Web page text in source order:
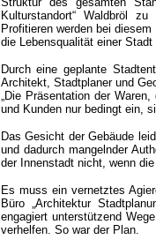
Kulturstandort“ Waldbröl
Profitieren werden bei
die Lebensqualität einer
Durch eine geplante
Architekt, Stadtplaner und
„Die Präsentation der
und Kunden nur bedingt ein,
Das Gesicht der Gebäude
und dadurch mangelnder
der Innenstadt nicht, wenn
Es muss ein vernetztes
Büro „Architektur
engagiert unterstützend
verhelfen. So war der Plan.